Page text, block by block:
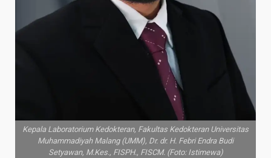
Kepala Laboratorium Kedokteran, Fakultas Kedokteran Universitas
Muhammadiyah Malang (UMM), Dr. dr. H. Febri Endra Budi
Setyawan, M.Kes., FISPH., FISCM. (Foto: Istimewa)